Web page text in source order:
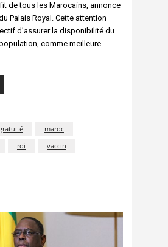
de tous les Marocains, annonce
Palais Royal. Cette attention
d’assurer la disponibilité du
comme meilleure
maroc
roi vaccin